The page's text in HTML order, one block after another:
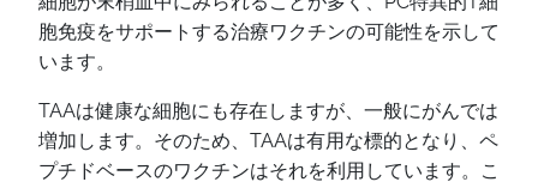
胞免疫をサポートする治療ワクチンの可能性を示して
います。
TAAは健康な細胞にも存在しますが、一般にがんでは
増加します。そのため、TAAは有用な標的となり、ペ
プチドベースのワクチンはそれを利用しています。こ